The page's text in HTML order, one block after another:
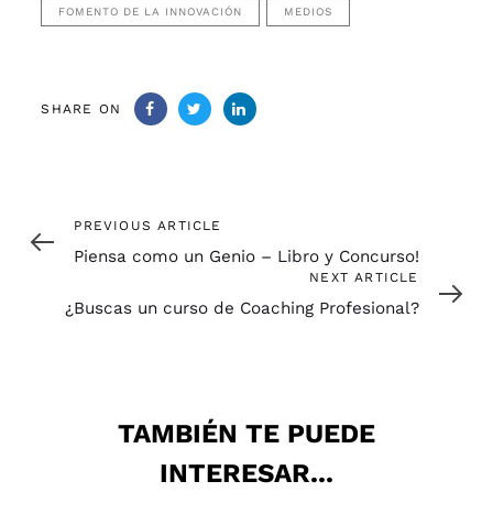
FOMENTO DE LA INNOVACIÓN MEDIOS
SHARE ON
Previous
Article
PREVIOUS ARTICLE
Piensa como un Genio – Libro y Concurso!
NEXT ARTICLE
¿Buscas un curso de Coaching Profesional?
TAMBIÉN TE PUEDE
INTERESAR...